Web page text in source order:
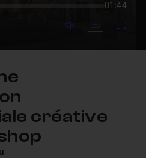
01:44
mute video
Subtitles
créative